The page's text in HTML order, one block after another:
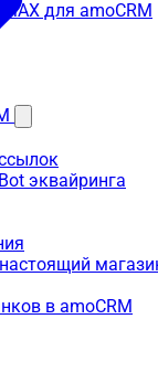
для amoCRM
эквайринга
в amoCRM